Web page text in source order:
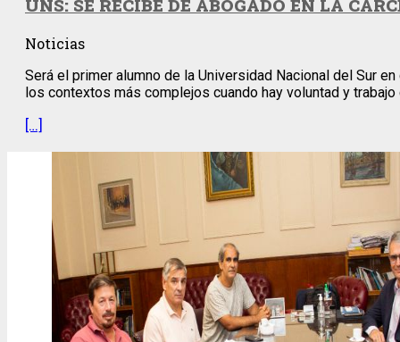
UNS: SE RECIBE DE ABOGADO EN LA
Noticias
Será el primer alumno de la Universidad Nacional del Sur
los contextos más complejos cuando hay voluntad y
[…]